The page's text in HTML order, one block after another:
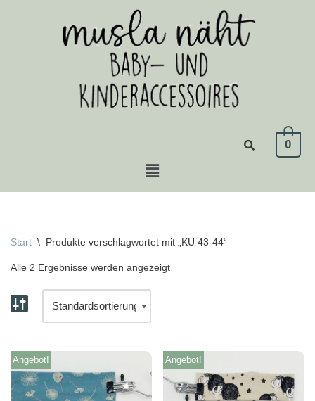
0
Start \ Produkte verschlagwortet mit „KU 43-44“
Alle 2 Ergebnisse werden angezeigt
Angebot! Angebot!